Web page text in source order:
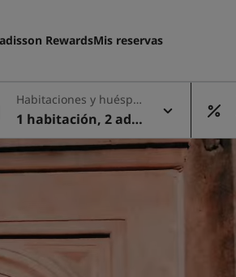
RewardsMis reservas
Habitaciones y huéspe
des
1 habitación, 2 adul
tos